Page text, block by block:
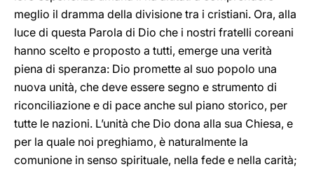
meglio il dramma della divisione tra i cristiani. Ora, alla
luce di questa Parola di Dio che i nostri fratelli coreani
hanno scelto e proposto a tutti, emerge una verità
piena di speranza: Dio promette al suo popolo una
nuova unità, che deve essere segno e strumento di
riconciliazione e di pace anche sul piano storico, per
tutte le nazioni. L’unità che Dio dona alla sua Chiesa, e
per la quale noi preghiamo, è naturalmente la
comunione in senso spirituale, nella fede e nella carità;